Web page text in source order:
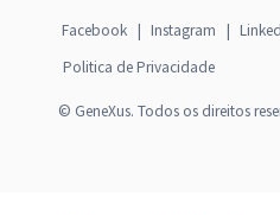
Facebook | Instagram |
Politica de Privacidade
© GeneXus. Todos os direitos